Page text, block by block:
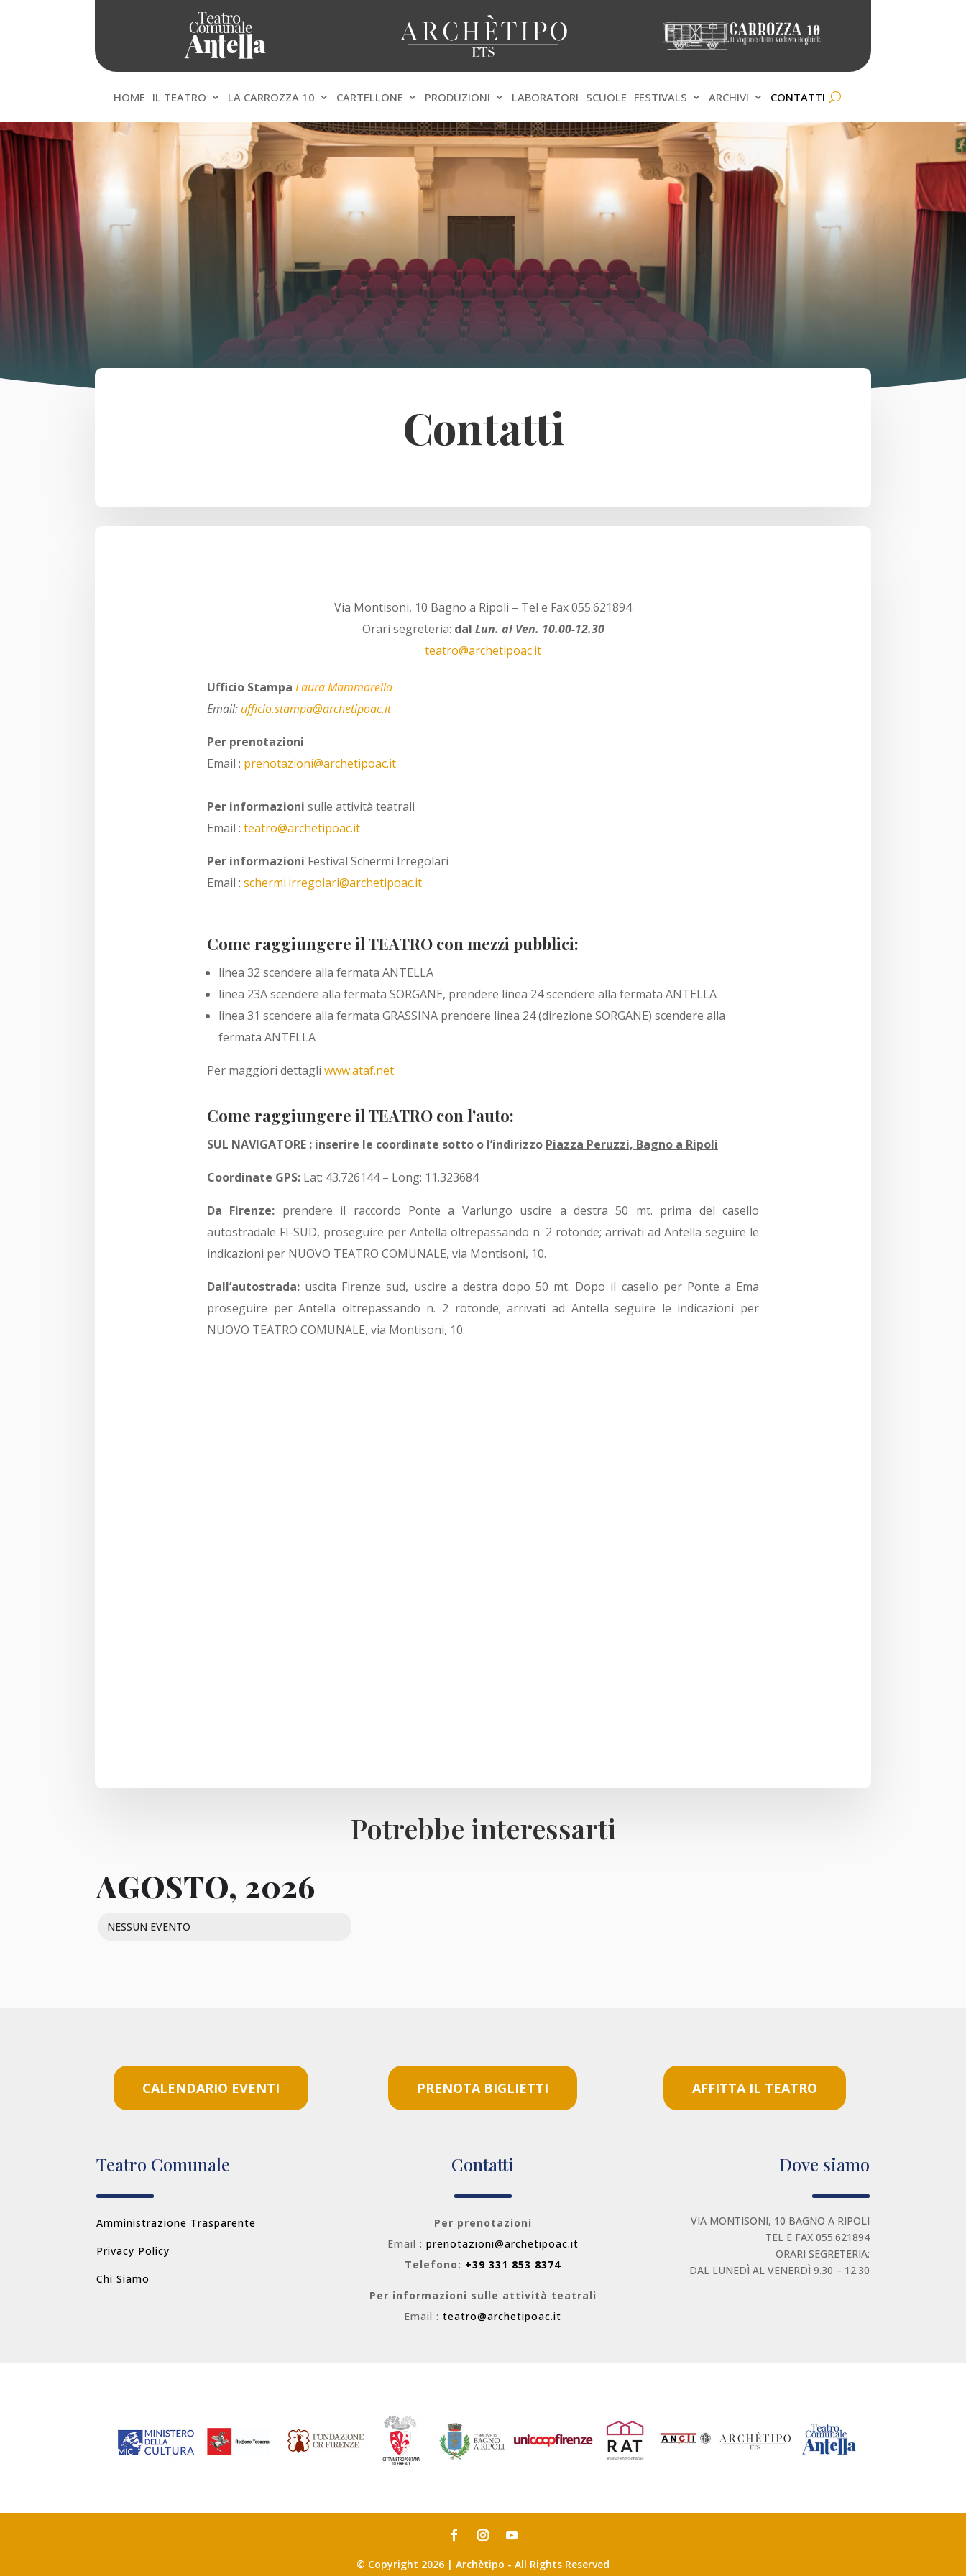
HOME IL TEATRO LA CARROZZA 10 CARTELLONE PRODUZIONI LABORATORI SCUOLE FESTIVALS ARCHIVI CONTATTI
Contatti
Via Montisoni, 10 Bagno a Ripoli – Tel e Fax 055.621894
Orari segreteria: dal Lun. al Ven. 10.00-12.30
teatro@archetipoac.it
Ufficio Stampa Laura Mammarella
Email: ufficio.stampa@archetipoac.it
Per prenotazioni
Email : prenotazioni@archetipoac.it
Per informazioni sulle attività teatrali
Email : teatro@archetipoac.it
Per informazioni Festival Schermi Irregolari
Email : schermi.irregolari@archetipoac.it
Come raggiungere il TEATRO con mezzi pubblici:
linea 32 scendere alla fermata ANTELLA
linea 23A scendere alla fermata SORGANE, prendere linea 24 scendere alla fermata ANTELLA
linea 31 scendere alla fermata GRASSINA prendere linea 24 (direzione SORGANE) scendere alla
fermata ANTELLA
Per maggiori dettagli www.ataf.net
Come raggiungere il TEATRO con l’auto:
SUL NAVIGATORE : inserire le coordinate sotto o l’indirizzo Piazza Peruzzi, Bagno a Ripoli
Coordinate GPS: Lat: 43.726144 – Long: 11.323684
Da Firenze: prendere il raccordo Ponte a Varlungo uscire a destra 50 mt. prima del casello
autostradale FI-SUD, proseguire per Antella oltrepassando n. 2 rotonde; arrivati ad Antella seguire le
indicazioni per NUOVO TEATRO COMUNALE, via Montisoni, 10.
Dall’autostrada: uscita Firenze sud, uscire a destra dopo 50 mt. Dopo il casello per Ponte a Ema
proseguire per Antella oltrepassando n. 2 rotonde; arrivati ad Antella seguire le indicazioni per
NUOVO TEATRO COMUNALE, via Montisoni, 10.
Potrebbe interessarti
AGOSTO, 2026
NESSUN EVENTO
CALENDARIO EVENTI PRENOTA BIGLIETTI AFFITTA IL TEATRO
Teatro Comunale
Amministrazione Trasparente
Privacy Policy
Chi Siamo
Contatti
Per prenotazioni
Email : prenotazioni@archetipoac.it
Telefono: +39 331 853 8374
Per informazioni sulle attività teatrali
Email :teatro@archetipoac.it
Dove siamo
VIA MONTISONI, 10 BAGNO A RIPOLI
TEL E FAX 055.621894
ORARI SEGRETERIA:
DAL LUNEDÌ AL VENERDÌ 9.30 – 12.30
© Copyright 2026 | Archètipo - All Rights Reserved